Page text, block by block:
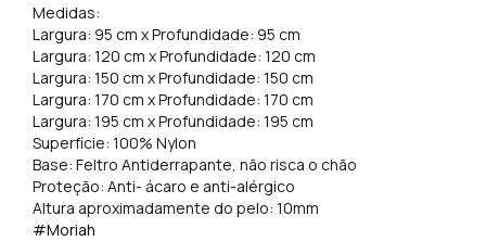
Medidas:
Largura: 95 cm x Profundidade: 95 cm
Largura: 120 cm x Profundidade: 120 cm
Largura: 150 cm x Profundidade: 150 cm
Largura: 170 cm x Profundidade: 170 cm
Largura: 195 cm x Profundidade: 195 cm
Superfície: 100% Nylon
Base: Feltro Antiderrapante, não risca o chão
Proteção: Anti- ácaro e anti-alérgico
Altura aproximadamente do pelo: 10mm
#Moriah